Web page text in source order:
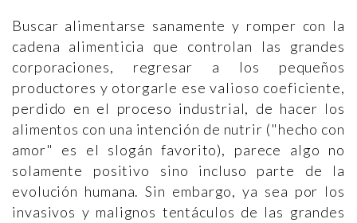
Buscar alimentarse sanamente y romper con la
cadena alimenticia que controlan las grandes
corporaciones, regresar a los pequeños
productores y otorgarle ese valioso coeficiente,
perdido en el proceso industrial, de hacer los
alimentos con una intención de nutrir ("hecho con
amor" es el slogán favorito), parece algo no
solamente positivo sino incluso parte de la
evolución humana. Sin embargo, ya sea por los
invasivos y malignos tentáculos de las grandes